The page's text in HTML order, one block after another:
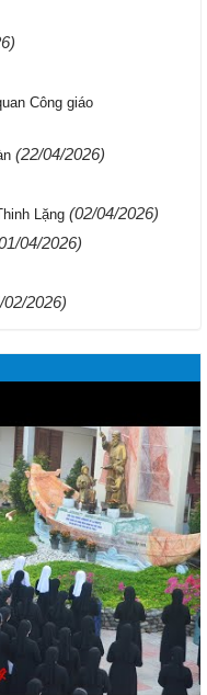
Công giáo
(22/04/2026)
Lặng (02/04/2026)
04/2026)
02/2026)